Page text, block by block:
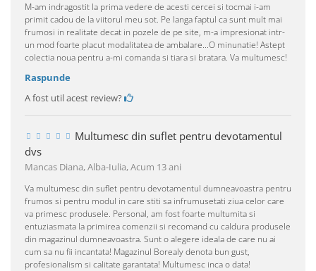
M-am indragostit la prima vedere de acesti cercei si tocmai i-am
primit cadou de la viitorul meu sot. Pe langa faptul ca sunt mult mai
frumosi in realitate decat in pozele de pe site, m-a impresionat intr-
un mod foarte placut modalitatea de ambalare...O minunatie! Astept
colectia noua pentru a-mi comanda si tiara si bratara. Va multumesc!
Raspunde
A fost util acest review?
Multumesc din suflet pentru devotamentul
dvs
Mancas Diana, Alba-Iulia,Acum 13 ani
Va multumesc din suflet pentru devotamentul dumneavoastra pentru
frumos si pentru modul in care stiti sa infrumusetati ziua celor care
va primesc produsele. Personal, am fost foarte multumita si
entuziasmata la primirea comenzii si recomand cu caldura produsele
din magazinul dumneavoastra. Sunt o alegere ideala de care nu ai
cum sa nu fii incantata! Magazinul Borealy denota bun gust,
profesionalism si calitate garantata! Multumesc inca o data!